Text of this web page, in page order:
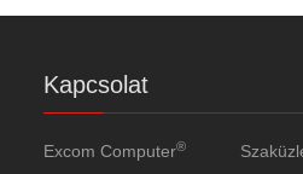
Kapcsolat
Excom Computer®